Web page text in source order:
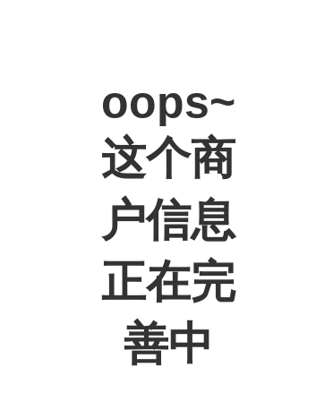
oops~
这个商
户信息
正在完
善中